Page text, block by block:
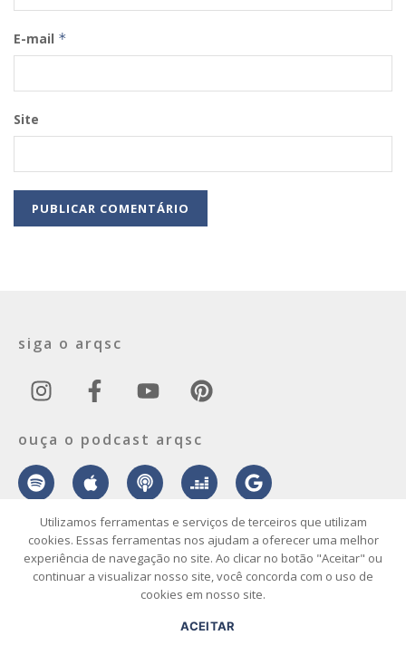
E-mail *
Site
siga o arqsc
ouça o podcast arqsc
Santa Catarina – Todos os Direitos Reservados.
sobre contato envie seu projeto publicidade vídeo podcast
Utilizamos ferramentas e serviços de terceiros que utilizam
cookies. Essas ferramentas nos ajudam a oferecer uma melhor
experiência de navegação no site. Ao clicar no botão "Aceitar" ou
continuar a visualizar nosso site, você concorda com o uso de
cookies em nosso site.
ACEITAR